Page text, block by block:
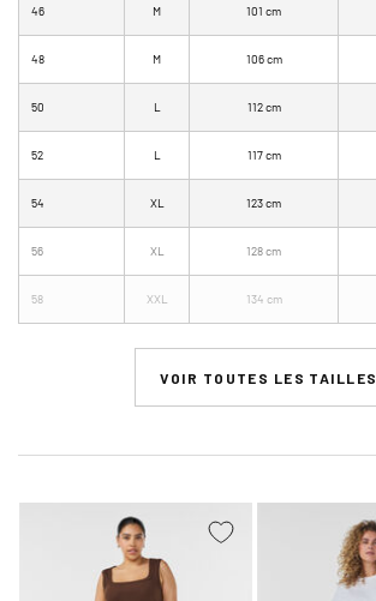
46 M 101 cm
48 M 106 cm
50 L 112 cm
52 L 117 cm
54 XL 123 cm
56 XL 128 cm
58 XXL 134 cm
VOIR TOUTES LES TAILLES